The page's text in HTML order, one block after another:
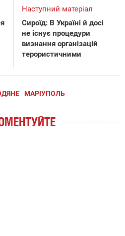
Наступний матеріал
Сироїд: В Україні й досі
не існує процедури
визнання організацій
терористичними
МАРІУПОЛЬ